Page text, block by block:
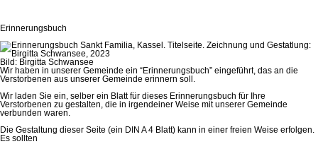
Erinnerungsbuch
Bild: Birgitta Schwansee
Wir haben in unserer Gemeinde ein “Erinnerungsbuch” eingeführt, das an die
Verstorbenen aus unserer Gemeinde erinnern soll.
Wir laden Sie ein, selber ein Blatt für dieses Erinnerungsbuch für Ihre
Verstorbenen zu gestalten, die in irgendeiner Weise mit unserer Gemeinde
verbunden waren.
Die Gestaltung dieser Seite (ein DIN A 4 Blatt) kann in einer freien Weise erfolgen.
Es sollten